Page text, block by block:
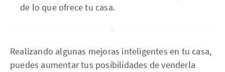
de lo que ofrece tu casa.
Realizando algunas mejoras inteligentes en tu casa,
puedes aumentar tus posibilidades de venderla